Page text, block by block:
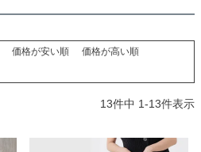
価格が安い順
価格が高い順
13件中 1-13件表示